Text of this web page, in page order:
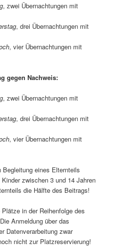
, zwei Übernachtungen mit
, drei Übernachtungen mit
, vier Übernachtungen mit
gegen Nachweis:
, zwei Übernachtungen mit
, drei Übernachtungen mit
, vier Übernachtungen mit
eines Elternteils
zwischen 3 und 14 Jahren
die Hälfte des Beitrags!
in der Reihenfolge des
Anmeldung über das
Datenverarbeitung zwar
nicht zur Platzreservierung!